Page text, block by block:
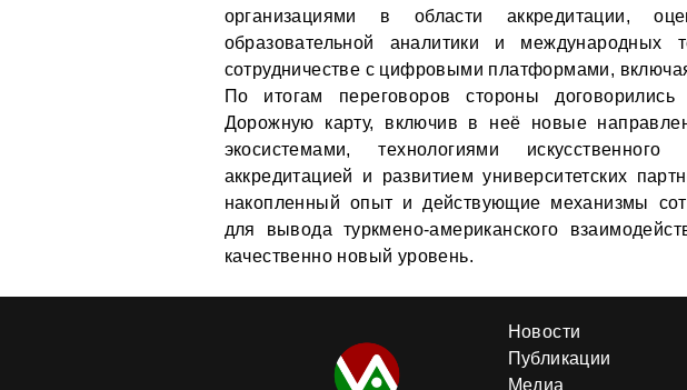
организациями в области аккредитации,
образовательной аналитики и
сотрудничестве с цифровыми платформами,
По итогам переговоров стороны договорились
Дорожную карту, включив в неё новые
экосистемами, технологиями искусственного
аккредитацией и развитием университетских
накопленный опыт и действующие механизмы
для вывода туркмено-американского
качественно новый уровень.
Новости
Публикации
Медиа